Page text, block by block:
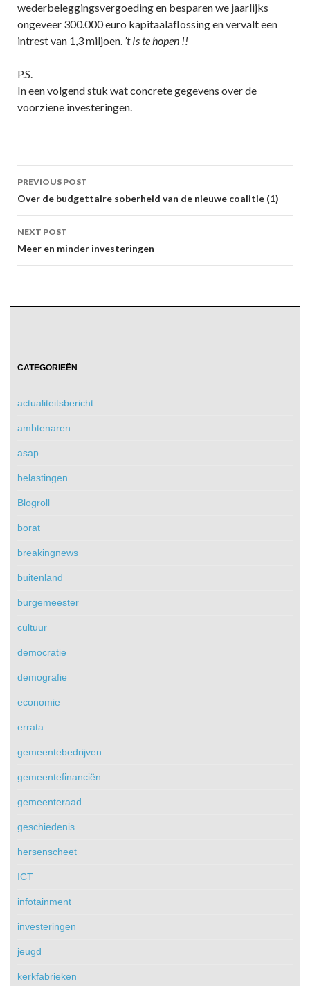
wederbeleggingsvergoeding en besparen we jaarlijks
ongeveer 300.000 euro kapitaalaflossing en vervalt een
intrest van 1,3 miljoen. ’t Is te hopen !!
P.S.
In een volgend stuk wat concrete gegevens over de
voorziene investeringen.
Post
navigation
PREVIOUS POST
Over de budgettaire soberheid van de nieuwe coalitie (1)
NEXT POST
Meer en minder investeringen
CATEGORIEËN
actualiteitsbericht
ambtenaren
asap
belastingen
Blogroll
borat
breakingnews
buitenland
burgemeester
cultuur
democratie
demografie
economie
errata
gemeentebedrijven
gemeentefinanciën
gemeenteraad
geschiedenis
hersenscheet
ICT
infotainment
investeringen
jeugd
kerkfabrieken